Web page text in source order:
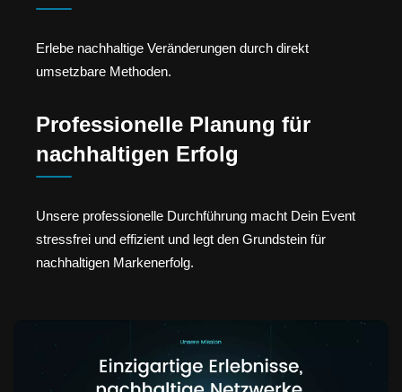
Erlebe nachhaltige Veränderungen durch direkt
umsetzbare Methoden.
Professionelle Planung für
nachhaltigen Erfolg
Unsere professionelle Durchführung macht Dein Event
stressfrei und effizient und legt den Grundstein für
nachhaltigen Markenerfolg.